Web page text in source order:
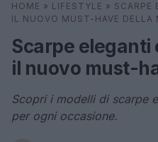
Cerca
HOME » LIFESTYLE » SCARPE
IL NUOVO MUST-HAVE DELLA
Scarpe eleganti
il nuovo must-
Scopri i modelli di scarpe
per ogni occasione.